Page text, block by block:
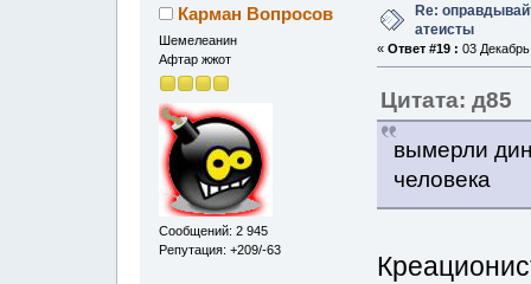
Карман Вопросов
Шемелеанин
Афтар жжот
Сообщений: 2 945
Репутация: +209/-63
Re:
атеисты
« Ответ #19 : 03
Цитата: д85
вымерли
человека